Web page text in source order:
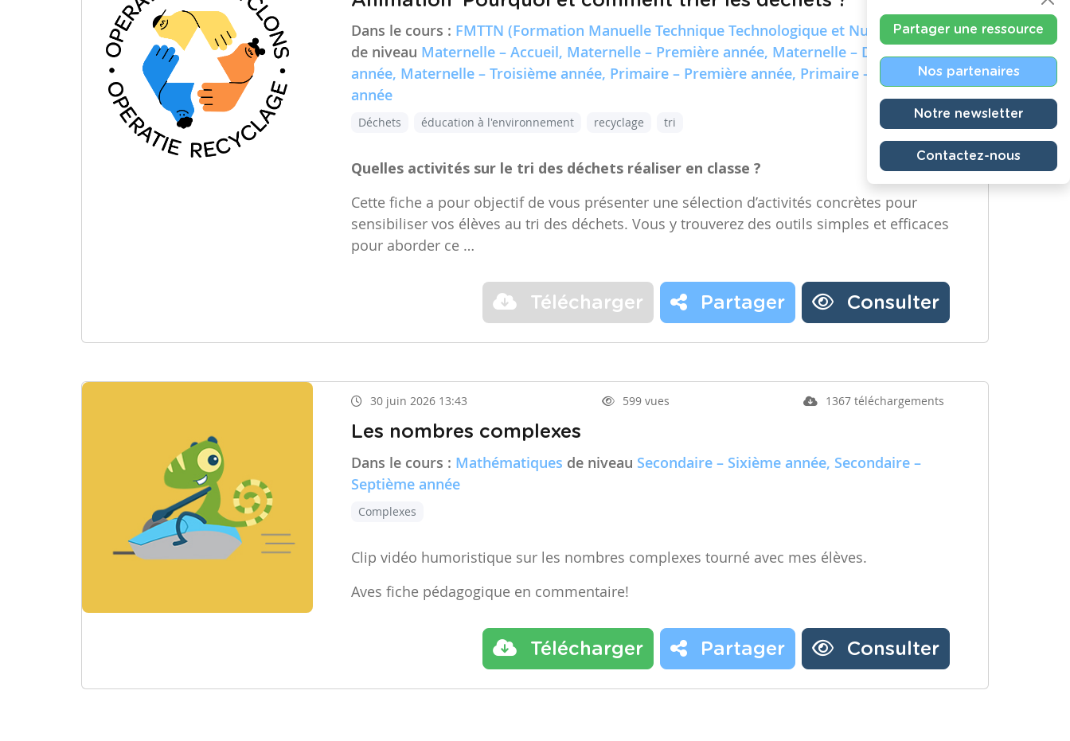
Dans le cours : FMTTN (Formation Manuelle Technique Technologique et Numérique)
de niveau Maternelle – Accueil, Maternelle – Première année, Maternelle – Deuxième
année, Maternelle – Troisième année, Primaire – Première année, Primaire – Deuxième
année
Déchets éducation à l'environnement recyclage tri
Quelles activités sur le tri des déchets réaliser en classe ?
Cette fiche a pour objectif de vous présenter une sélection d’activités concrètes pour
sensibiliser vos élèves au tri des déchets. Vous y trouverez des outils simples et efficaces
pour aborder ce …
Télécharger Partager Consulter
30 juin 2026 13:43 599 vues 1367 téléchargements
Les nombres complexes
Dans le cours : Mathématiques de niveau Secondaire – Sixième année, Secondaire –
Septième année
Complexes
Clip vidéo humoristique sur les nombres complexes tourné avec mes élèves.
Aves fiche pédagogique en commentaire!
Télécharger Partager Consulter
Partager une ressource
Nos partenaires
Notre newsletter
Contactez-nous